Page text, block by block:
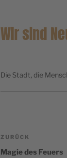
Wir sind
Die Stadt, die
Vorheriger
Beitrag
ZURÜCK
Magie des Feuers